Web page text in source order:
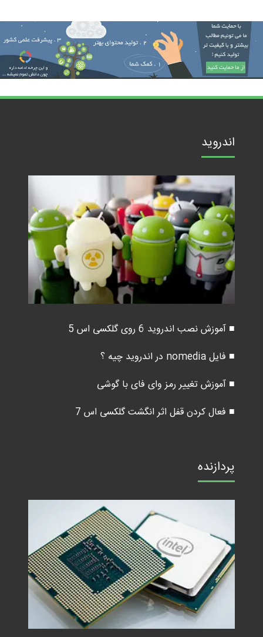
اندروید
■ آموزش نصب اندروید 6 روی گلکسی اس 5
■ فایل nomedia در اندروید چیه ؟
■ آموزش تغییر رمز وای فای با گوشی
■ فعال کردن قفل اثر انگشت گلکسی اس 7
پردازنده